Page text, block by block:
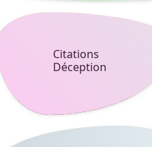
Citations
Déception